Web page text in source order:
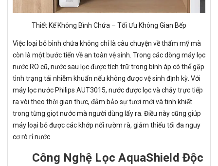
Thiết Kế Không Bình Chứa – Tối Ưu Không Gian Bếp
Việc loại bỏ bình chứa không chỉ là câu chuyện về thẩm mỹ mà
còn là một bước tiến về an toàn vệ sinh. Trong các dòng máy lọc
nước RO cũ, nước sau lọc được tích trữ trong bình áp có thể gặp
tình trạng tái nhiễm khuẩn nếu không được vệ sinh định kỳ. Với
máy lọc nước Philips AUT3015, nước được lọc và chảy trực tiếp
ra vòi theo thời gian thực, đảm bảo sự tươi mới và tinh khiết
trong từng giọt nước mà người dùng lấy ra. Điều này cũng giúp
máy loại bỏ được các khớp nối rườm rà, giảm thiểu tối đa nguy
cơ rò rỉ nước.
Công Nghệ Lọc AquaShield Độc